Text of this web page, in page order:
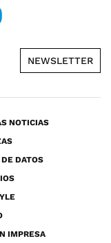
NEWSLETTER
NOTICIAS
DATOS
IMPRESA